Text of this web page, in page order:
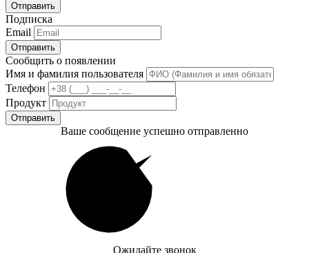
Отправить
Подписка
Email
Отправить
Сообщить о появлении
Имя и фамилия пользователя
Телефон
Продукт
Отправить
Ваше сообщение успешно отправленно
Ожидайте звонок